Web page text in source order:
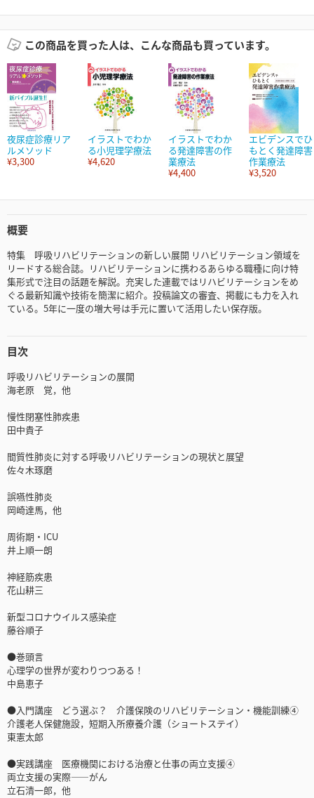
この商品を買った人は、こんな商品も買っています。
夜尿症診療リア
ルメソッド
¥3,300
イラストでわか
る小児理学療法
¥4,620
イラストでわか
る発達障害の作
業療法
¥4,400
エビデンスでひ
もとく発達障害
作業療法
¥3,520
概要
特集 呼吸リハビリテーションの新しい展開 リハビリテーション領域を
リードする総合誌。リハビリテーションに携わるあらゆる職種に向け特
集形式で注目の話題を解説。充実した連載ではリハビリテーションをめ
ぐる最新知識や技術を簡潔に紹介。投稿論文の審査、掲載にも力を入れ
ている。5年に一度の増大号は手元に置いて活用したい保存版。
目次
呼吸リハビリテーションの展開
海老原 覚，他
慢性閉塞性肺疾患
田中貴子
間質性肺炎に対する呼吸リハビリテーションの現状と展望
佐々木琢磨
誤嚥性肺炎
岡崎達馬，他
周術期・ICU
井上順一朗
神経筋疾患
花山耕三
新型コロナウイルス感染症
藤谷順子
●巻頭言
心理学の世界が変わりつつある！
中島恵子
●入門講座 どう選ぶ？ 介護保険のリハビリテーション・機能訓練④
介護老人保健施設，短期入所療養介護（ショートステイ）
東憲太郎
●実践講座 医療機関における治療と仕事の両立支援④
両立支援の実際――がん
立石清一郎，他